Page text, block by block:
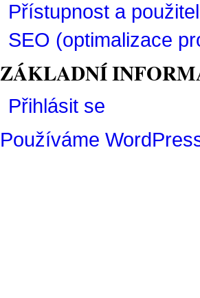
Přístupnost a
SEO (optimalizace
ZÁKLADNÍ
Přihlásit se
Používáme